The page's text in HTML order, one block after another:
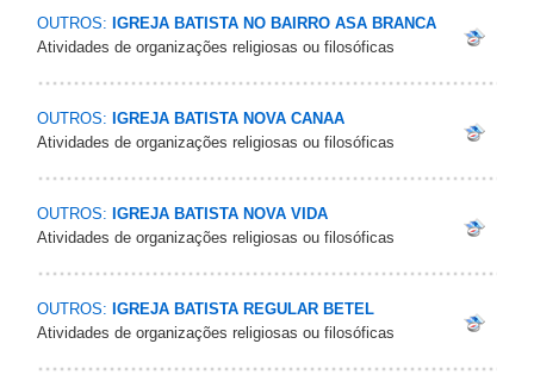
OUTROS: IGREJA BATISTA NO BAIRRO ASA BRANCA
Atividades de organizações religiosas ou filosóficas
OUTROS: IGREJA BATISTA NOVA CANAA
Atividades de organizações religiosas ou filosóficas
OUTROS: IGREJA BATISTA NOVA VIDA
Atividades de organizações religiosas ou filosóficas
OUTROS: IGREJA BATISTA REGULAR BETEL
Atividades de organizações religiosas ou filosóficas